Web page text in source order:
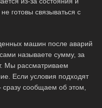
готовы связываться с
машин после аварий
называете сумму, за
Мы рассматриваем
Если условия подходят
сообщаем об этом,